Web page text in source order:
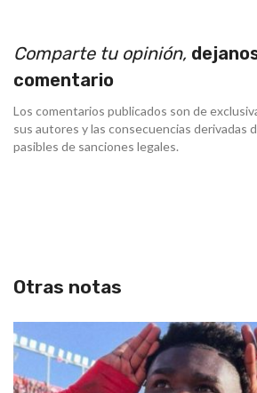
Comparte tu opinión,
comentario
Los comentarios publicados son de
sus autores y las consecuencias derivadas
pasibles de sanciones legales.
Otras notas